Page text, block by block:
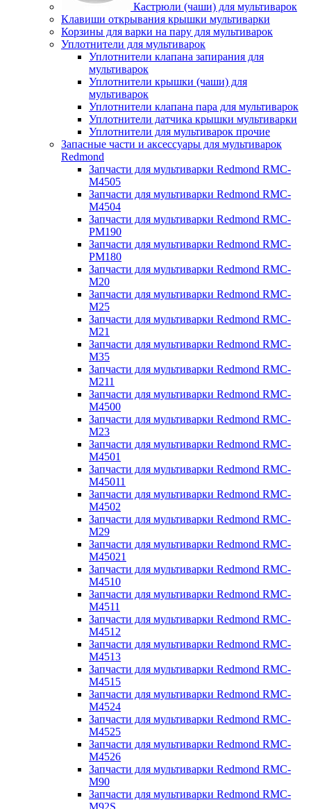
Кастрюли (чаши) для мультиварок
Клавиши открывания крышки мультиварки
Корзины для варки на пару для мультиварок
Уплотнители для мультиварок
Уплотнители клапана запирания для
мультиварок
Уплотнители крышки (чаши) для
мультиварок
Уплотнители клапана пара для мультиварок
Уплотнители датчика крышки мультиварки
Уплотнители для мультиварок прочие
Запасные части и аксессуары для мультиварок
Redmond
Запчасти для мультиварки Redmond RMC-
M4505
Запчасти для мультиварки Redmond RMC-
M4504
Запчасти для мультиварки Redmond RMC-
PM190
Запчасти для мультиварки Redmond RMC-
PM180
Запчасти для мультиварки Redmond RMC-
M20
Запчасти для мультиварки Redmond RMC-
M25
Запчасти для мультиварки Redmond RMC-
M21
Запчасти для мультиварки Redmond RMC-
M35
Запчасти для мультиварки Redmond RMC-
M211
Запчасти для мультиварки Redmond RMC-
M4500
Запчасти для мультиварки Redmond RMC-
M23
Запчасти для мультиварки Redmond RMC-
M4501
Запчасти для мультиварки Redmond RMC-
M45011
Запчасти для мультиварки Redmond RMC-
M4502
Запчасти для мультиварки Redmond RMC-
M29
Запчасти для мультиварки Redmond RMC-
M45021
Запчасти для мультиварки Redmond RMC-
M4510
Запчасти для мультиварки Redmond RMC-
M4511
Запчасти для мультиварки Redmond RMC-
M4512
Запчасти для мультиварки Redmond RMC-
M4513
Запчасти для мультиварки Redmond RMC-
M4515
Запчасти для мультиварки Redmond RMC-
M4524
Запчасти для мультиварки Redmond RMC-
M4525
Запчасти для мультиварки Redmond RMC-
M4526
Запчасти для мультиварки Redmond RMC-
M90
Запчасти для мультиварки Redmond RMC-
M92S